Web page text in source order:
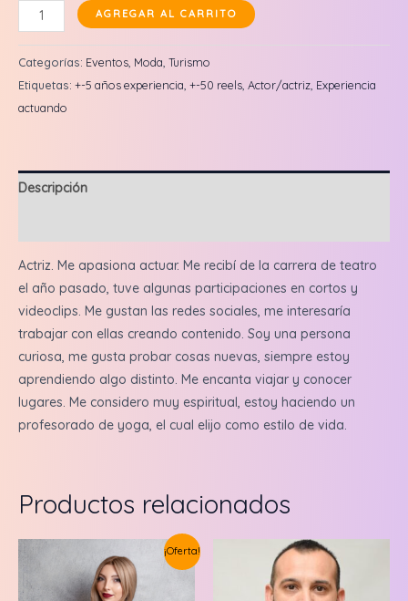
Jortack
Kimey:
Reel
en
feed
historias
cantidad
AGREGAR AL CARRITO
Categorías: Eventos, Moda, Turismo
Etiquetas: +-5 años experiencia, +-50 reels, Actor/actriz, Experiencia
actuando
Descripción
Actriz. Me apasiona actuar. Me recibí de la carrera de teatro
el año pasado, tuve algunas participaciones en cortos y
videoclips. Me gustan las redes sociales, me interesaría
trabajar con ellas creando contenido. Soy una persona
curiosa, me gusta probar cosas nuevas, siempre estoy
aprendiendo algo distinto. Me encanta viajar y conocer
lugares. Me considero muy espiritual, estoy haciendo un
profesorado de yoga, el cual elijo como estilo de vida.
Productos relacionados
¡Oferta!